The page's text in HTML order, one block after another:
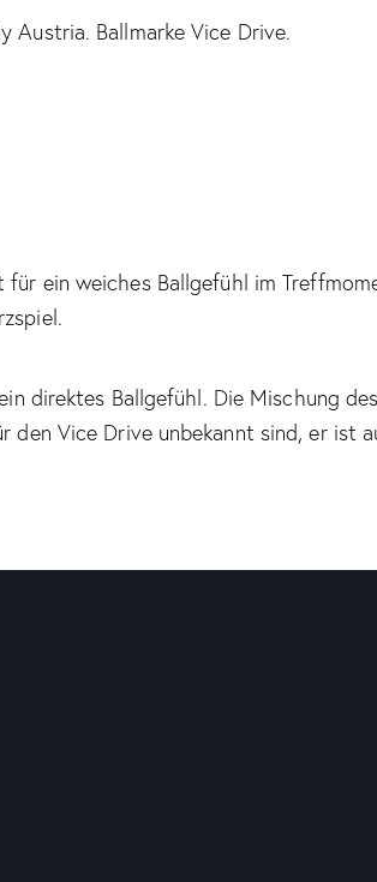
Austria. Ballmarke Vice Drive.
ein weiches Ballgefühl im
direktes Ballgefühl. Die Mischung
Vice Drive unbekannt sind, er ist